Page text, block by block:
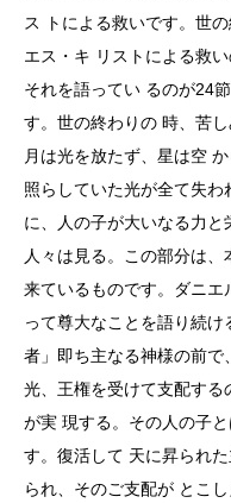
ス トによる救いです。世
エス・キ リストによる救
それを語ってい るのが24
す。世の終わりの 時、苦
月は光を放たず、星は空
照らしていた光が全て失わ
に、人の子が大いなる力
人々は見る。この部分は
来ているものです。ダニエ
って尊大なことを語り続
者」即ち主なる神様の前
光、王権を受けて支配する
が実 現する。その人の子
す。復活して 天に昇られ
られ、そのご支配が とこ